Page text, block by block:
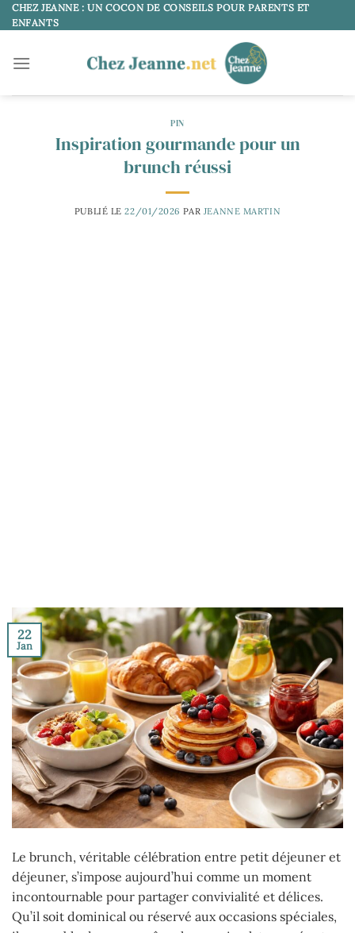
Passer
au
CHEZ JEANNE : UN COCON DE CONSEILS POUR PARENTS ET
ENFANTS
PIN
Inspiration gourmande pour un
brunch réussi
PUBLIÉ LE22/01/2026 PAR JEANNE MARTIN
22
Jan
Le brunch, véritable célébration entre petit déjeuner et
déjeuner, s’impose aujourd’hui comme un moment
incontournable pour partager convivialité et délices.
Qu’il soit dominical ou réservé aux occasions spéciales,